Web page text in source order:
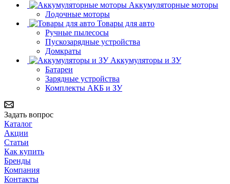
Аккумуляторные моторы
Лодочные моторы
Товары для авто
Ручные пылесосы
Пускозарядные устройства
Домкраты
Аккумуляторы и ЗУ
Батареи
Зарядные устройства
Комплекты АКБ и ЗУ
Задать вопрос
Каталог
Акции
Статьи
Как купить
Бренды
Компания
Контакты